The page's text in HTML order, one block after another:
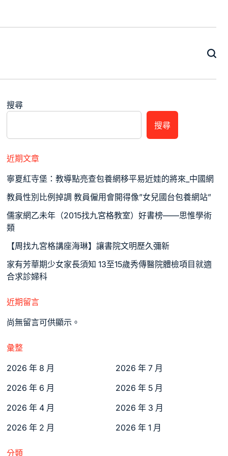
搜尋
搜尋
近期文章
寧夏紅寺堡：教導點亮查包養網移平易近娃的將來_中國網
教員性別比例掉調 教員僱用會開得像”女兒國台包養網站”
儒家網乙未年（2015找九宮格教室）好書榜——思惟學術
類
【周找九宮格講座海琳】讓書院文明歷久彌新
家有芳華期少女家長須知 13至15歲秀傳醫院體檢項目就適
合求診婦科
近期留言
尚無留言可供顯示。
彙整
2026 年 8 月
2026 年 7 月
2026 年 6 月
2026 年 5 月
2026 年 4 月
2026 年 3 月
2026 年 2 月
2026 年 1 月
分類